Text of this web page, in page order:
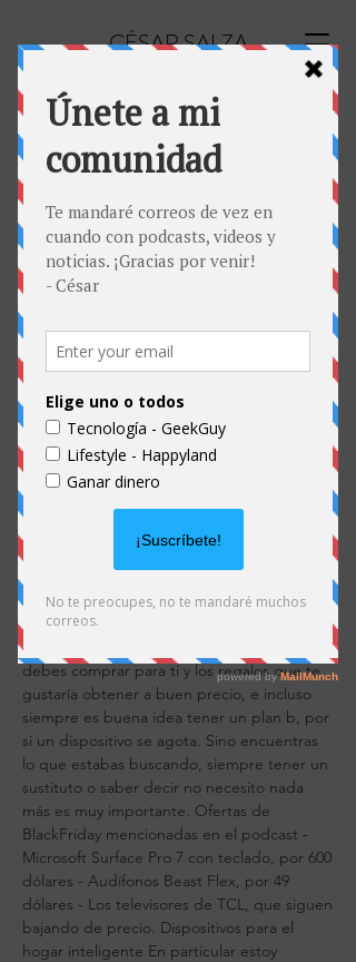
CÉSAR SALZA
BlackFriday 2020: qué
dispositivos bajan de precio
Hoy quiero hacer un podcast especial
porque todos los años me hacen la misma
pregunta, qué dispositivos vale la pena
comprar durante BlackFriday. Y este 2020 es
un poco diferente debido a la pandemia, así
que voy a hablarles sobre esto, y también
sobre algunas recomendaciones que a mi
particularmente me gustan.
Suscríbete al podcast Tecnología con César
Salza | GeekGuy
Escúchalo en Spotify
Escúchalo en Apple Podcasts
Escúchalo en Google Podcasts
Escúchalo en Deezer
Escúchalo en Spreaker
Obtén el enlace RSS
Lo primero es que hagas una lista de lo que
de verdad necesitas. Apunta las cosas que
debes comprar para ti y los regalos que te
gustaría obtener a buen precio, e incluso
siempre es buena idea tener un plan b, por
si un dispositivo se agota. Sino encuentras
lo que estabas buscando, siempre tener un
sustituto o saber decir no necesito nada
más es muy importante. Ofertas de
BlackFriday mencionadas en el podcast -
Microsoft Surface Pro 7 con teclado, por 600
dólares - Audífonos Beast Flex, por 49
dólares - Los televisores de TCL, que siguen
bajando de precio. Dispositivos para el
hogar inteligente En particular estoy